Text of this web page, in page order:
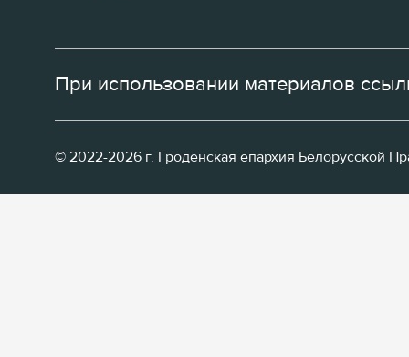
При использовании материалов
© 2022-2026 г. Гроденская епархия Белорусской